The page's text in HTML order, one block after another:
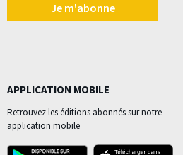
Je m'abonne
APPLICATION MOBILE
Retrouvez les éditions abonnés sur notre
application mobile